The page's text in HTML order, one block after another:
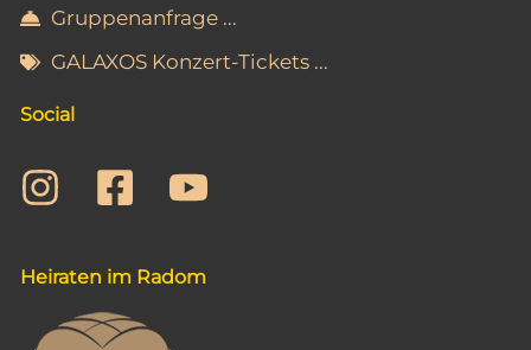
Gruppenanfrage ...
GALAXOS Konzert-Tickets ...
Social
Heiraten im Radom